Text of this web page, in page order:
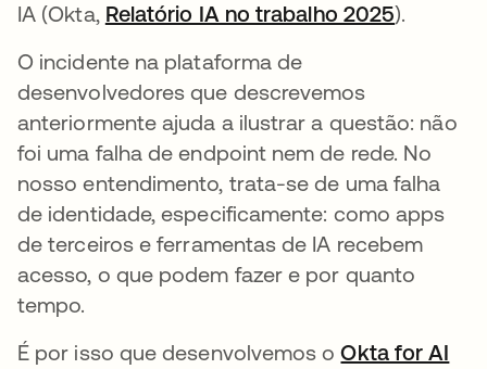
IA (Okta, Relatório IA no trabalho 2025).
O incidente na plataforma de
desenvolvedores que descrevemos
anteriormente ajuda a ilustrar a questão: não
foi uma falha de endpoint nem de rede. No
nosso entendimento, trata-se de uma falha
de identidade, especificamente: como apps
de terceiros e ferramentas de IA recebem
acesso, o que podem fazer e por quanto
tempo.
É por isso que desenvolvemos oOkta for AI